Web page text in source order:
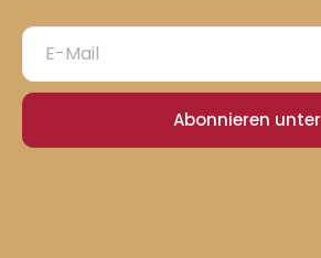
Abonnieren unter